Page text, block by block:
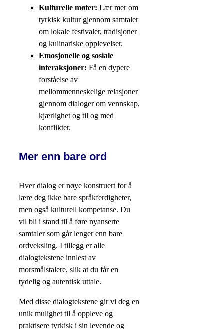
Kulturelle møter: Lær mer om
tyrkisk kultur gjennom samtaler
om lokale festivaler, tradisjoner
og kulinariske opplevelser.
Emosjonelle og sosiale
interaksjoner: Få en dypere
forståelse av
mellommenneskelige relasjoner
gjennom dialoger om vennskap,
kjærlighet og til og med
konflikter.
Mer enn bare ord
Hver dialog er nøye konstruert for å
lære deg ikke bare språkferdigheter,
men også kulturell kompetanse. Du
vil bli i stand til å føre nyanserte
samtaler som går lenger enn bare
ordveksling. I tillegg er alle
dialogtekstene innlest av
morsmålstalere, slik at du får en
tydelig og autentisk uttale.
Med disse dialogtekstene gir vi deg en
unik mulighet til å oppleve og
praktisere tyrkisk i sin levende og